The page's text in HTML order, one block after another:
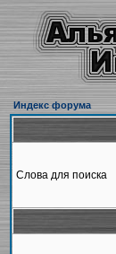
Индекс форума
Слова для поиска